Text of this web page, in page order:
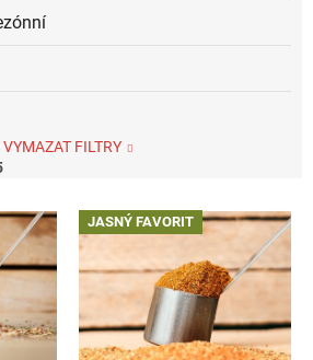
VYMAZAT FILTRY
JASNÝ FAVORIT